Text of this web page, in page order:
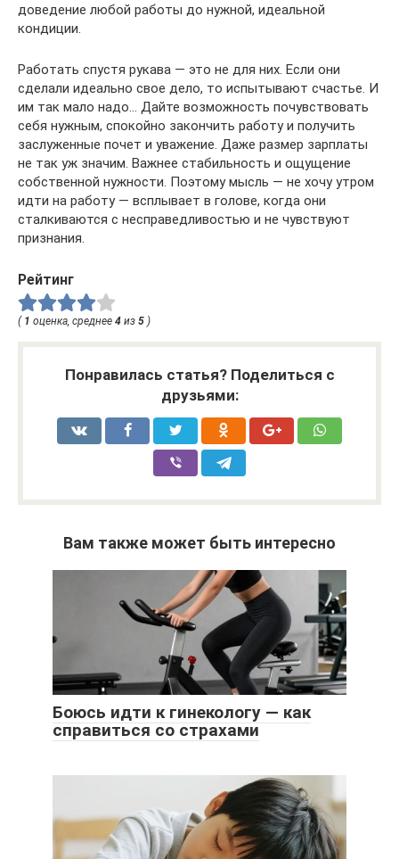
доведение любой работы до нужной, идеальной
кондиции.
Работать спустя рукава — это не для них. Если они
сделали идеально свое дело, то испытывают счастье. И
им так мало надо… Дайте возможность почувствовать
себя нужным, спокойно закончить работу и получить
заслуженные почет и уважение. Даже размер зарплаты
не так уж значим. Важнее стабильность и ощущение
собственной нужности. Поэтому мысль — не хочу утром
идти на работу — всплывает в голове, когда они
сталкиваются с несправедливостью и не чувствуют
признания.
Рейтинг
( 1 оценка, среднее 4 из 5 )
Понравилась статья? Поделиться с
друзьями:
Вам также может быть интересно
Боюсь идти к гинекологу — как
справиться со страхами